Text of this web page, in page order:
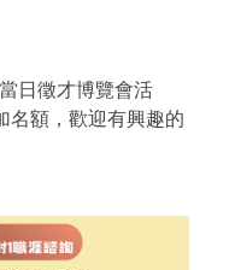
日徵才博覽會活
名額，歡迎有興趣的